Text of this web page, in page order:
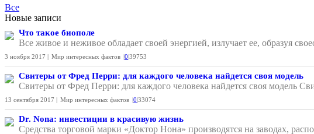
Все
Новые записи
Что такое биополе
Все живое и неживое обладает своей энергией, излучает ее, образуя
3 ноября 2017 | Мир интересных фактов 0 39753
Свитеры от Фред Перри: для каждого человека найдется своя модель
Свитеры от Фред Перри: для каждого человека найдется своя модель
13 сентября 2017 | Мир интересных фактов 0 33074
Dr. Nona: инвестиции в красивую жизнь
Средства торговой марки «Доктор Нона» производятся на заводах,